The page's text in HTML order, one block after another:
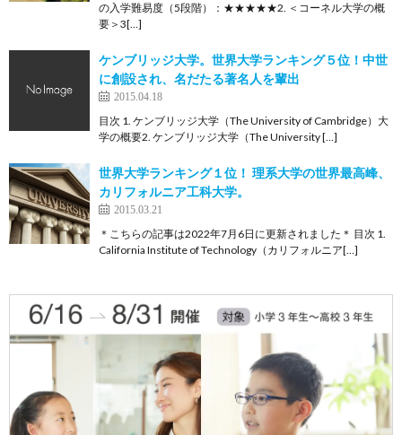
の入学難易度（5段階）：★★★★★2. ＜コーネル大学の概
要＞3[…]
ケンブリッジ大学。世界大学ランキング５位！中世
に創設され、名だたる著名人を輩出
2015.04.18
目次 1. ケンブリッジ大学（The University of Cambridge）大
学の概要2. ケンブリッジ大学（The University […]
世界大学ランキング１位！ 理系大学の世界最高峰、
カリフォルニア工科大学。
2015.03.21
＊こちらの記事は2022年7月6日に更新されました＊ 目次 1.
California Institute of Technology（カリフォルニア[…]